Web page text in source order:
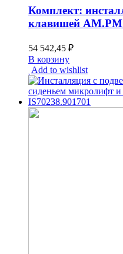
Комплект:
клавишей AM.PM
54 542,45 ₽
В корзину
Add to wishlist